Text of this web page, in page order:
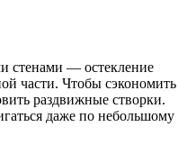
стенами — остекление
части. Чтобы сэкономить
раздвижные створки.
даже по небольшому